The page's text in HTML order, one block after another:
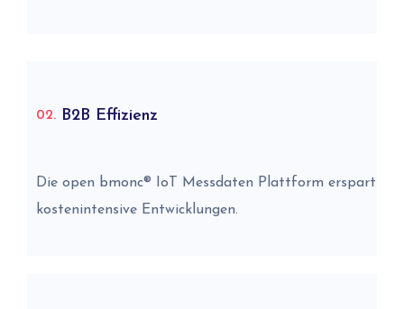
02. B2B Effizienz
Die open bmonc® IoT Messdaten Plattform erspart
kostenintensive Entwicklungen.